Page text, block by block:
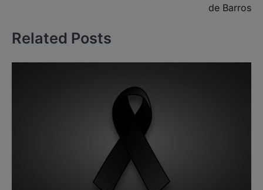
de Barros
Related Posts